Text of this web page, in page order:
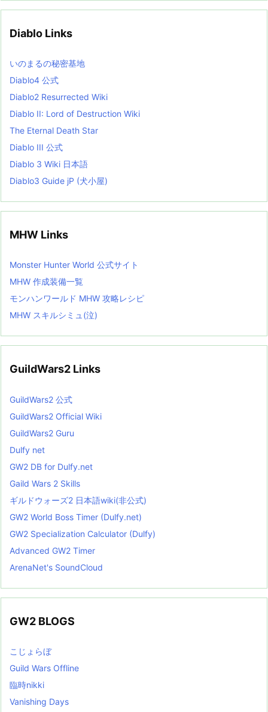
e
i
s
t
Diablo Links
いのまるの秘密基地
Diablo4 公式
Diablo2 Resurrected Wiki
Diablo II: Lord of Destruction Wiki
The Eternal Death Star
Diablo III 公式
Diablo 3 Wiki 日本語
Diablo3 Guide jP (犬小屋)
MHW Links
Monster Hunter World 公式サイト
MHW 作成装備一覧
モンハンワールド MHW 攻略レシピ
MHW スキルシミュ(泣)
GuildWars2 Links
GuildWars2 公式
GuildWars2 Official Wiki
GuildWars2 Guru
Dulfy net
GW2 DB for Dulfy.net
Gaild Wars 2 Skills
ギルドウォーズ2 日本語wiki(非公式)
GW2 World Boss Timer (Dulfy.net)
GW2 Specialization Calculator (Dulfy)
Advanced GW2 Timer
ArenaNet's SoundCloud
GW2 BLOGS
こじょらぼ
Guild Wars Offline
臨時nikki
Vanishing Days